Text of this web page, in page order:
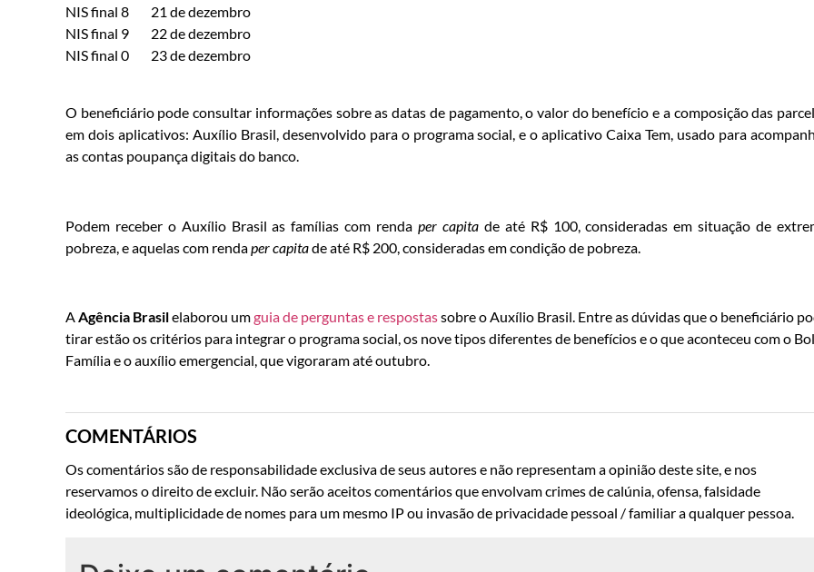
NIS final 8 21 de dezembro
NIS final 9 22 de dezembro
NIS final 0 23 de dezembro
O beneficiário pode consultar informações sobre as datas de pagamento, o valor do benefício e a composição das
em dois aplicativos: Auxílio Brasil, desenvolvido para o programa social, e o aplicativo Caixa Tem, usado para
as contas poupança digitais do banco.
Podem receber o Auxílio Brasil as famílias com rendaper capitade até R$ 100, consideradas em situação de
pobreza, e aquelas com rendaper capitade até R$ 200, consideradas em condição de pobreza.
AAgência Brasilelaborou umguia de perguntas e respostassobre o Auxílio Brasil. Entre as dúvidas que o beneficiário
tirar estão os critérios para integrar o programa social, os nove tipos diferentes de benefícios e o que aconteceu com o
Família e o auxílio emergencial, que vigoraram até outubro.
COMENTÁRIOS
Os comentários são de responsabilidade exclusiva de seus autores e não representam a opinião deste site, e nos
reservamos o direito de excluir. Não serão aceitos comentários que envolvam crimes de calúnia, ofensa, falsidade
ideológica, multiplicidade de nomes para um mesmo IP ou invasão de privacidade pessoal / familiar a qualquer pessoa.